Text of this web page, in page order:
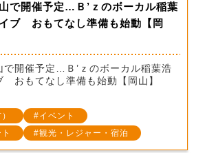
で開催予定…Ｂ’ｚのボーカル稲葉
ブ おもてなし準備も始動【岡
で開催予定…Ｂ’ｚのボーカル稲葉浩
おもてなし準備も始動【岡山】
イベント
観光・レジャー・宿泊